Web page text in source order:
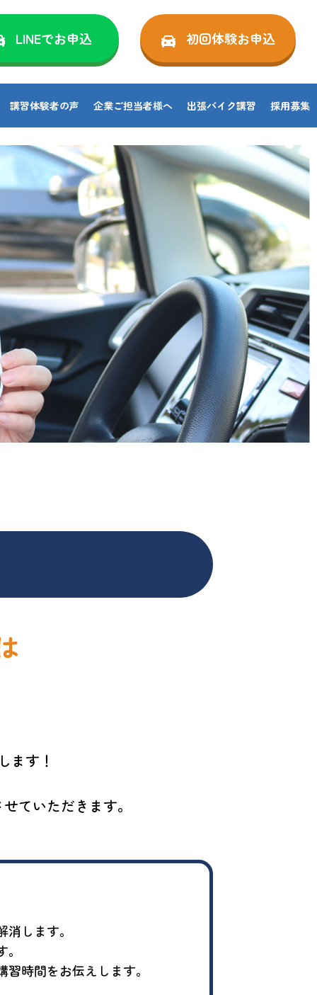
LINEでお申込 初回体験お申込
講習体験者の声 企業ご担当者様へ 出張バイク講習 採用募集
ます！
ていただきます。
します。
時間をお伝えします。